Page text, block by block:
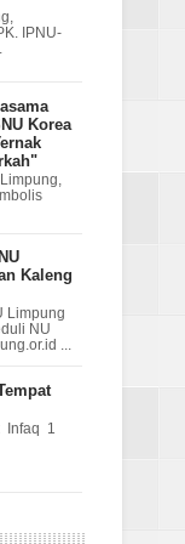
IPNU-
Korea
Kaleng
Limpung
NU
...
Infaq 1